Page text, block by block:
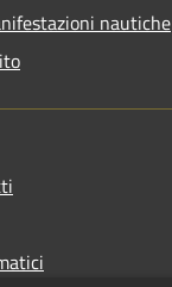
nautiche